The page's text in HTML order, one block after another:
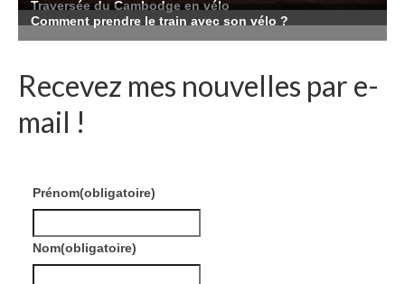
Recevez mes nouvelles par e-
mail !
Prénom(obligatoire)
Nom(obligatoire)